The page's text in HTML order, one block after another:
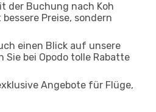
der Buchung nach Koh
Preise, sondern
einen Blick auf unsere
Sie bei Opodo tolle Rabatte
Angebote für Flüge,